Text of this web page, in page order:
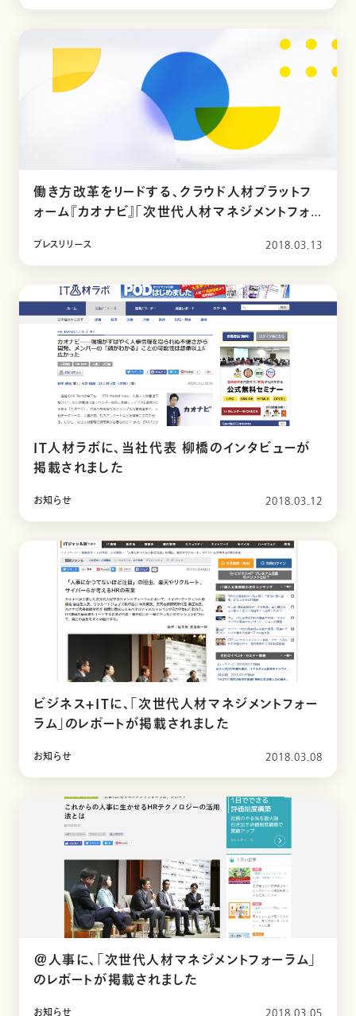
働き方改革をリードする、クラウド人材プラットフ
ォーム『カオナビ』「次世代人材マネジメントフォー
～」を開催
プレスリリース 2018.03.13
IT人材ラボに、当社代表 柳橋のインタビューが
掲載されました
お知らせ 2018.03.12
ビジネス+ITに、「次世代人材マネジメントフォー
ラム」のレポートが掲載されました
お知らせ 2018.03.08
＠人事に、「次世代人材マネジメントフォーラム」
のレポートが掲載されました
お知らせ 2018.03.05